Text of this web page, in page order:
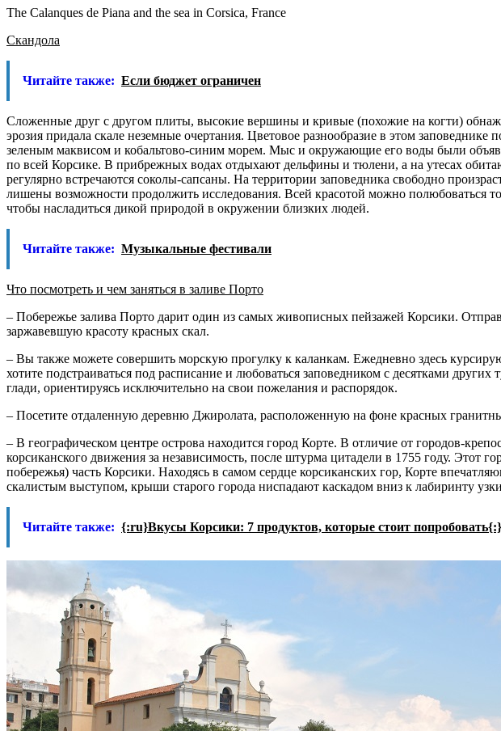
The Calanques de Piana and the sea in Corsica, France
Скандола
Читайте также: Если бюджет ограничен
Сложенные друг с другом плиты, высокие вершины и кривые (похожие на когти)
эрозия придала скале неземные очертания. Цветовое разнообразие в этом
зеленым маквисом и кобальтово-синим морем. Мыс и окружающие его воды были
по всей Корсике. В прибрежных водах отдыхают дельфины и тюлени, а на утесах
регулярно встречаются соколы-сапсаны. На территории заповедника свободно
лишены возможности продолжить исследования. Всей красотой можно полюбоваться
чтобы насладиться дикой природой в окружении близких людей.
Читайте также: Музыкальные фестивали
Что посмотреть и чем заняться в заливе Порто
– Побережье залива Порто дарит один из самых живописных пейзажей Корсики.
заржавевшую красоту красных скал.
– Вы также можете совершить морскую прогулку к каланкам. Ежедневно здесь
хотите подстраиваться под расписание и любоваться заповедником с десятками других
глади, ориентируясь исключительно на свои пожелания и распорядок.
– Посетите отдаленную деревню Джиролата, расположенную на фоне красных
– В географическом центре острова находится город Корте. В отличие от городов-
корсиканского движения за независимость, после штурма цитадели в 1755 году. Этот
побережья) часть Корсики. Находясь в самом сердце корсиканских гор, Корте
скалистым выступом, крыши старого города ниспадают каскадом вниз к лабиринту
Читайте также: {:ru}Вкусы Корсики: 7 продуктов, которые стоит